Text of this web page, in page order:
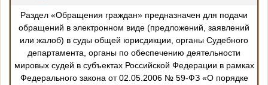
Раздел «Обращения граждан» предназначен для подачи
обращений в электронном виде (предложений, заявлений
или жалоб) в суды общей юрисдикции, органы Судебного
департамента, органы по обеспечению деятельности
мировых судей в субъектах Российской Федерации в рамках
Федерального закона от 02.05.2006 № 59-ФЗ «О порядке